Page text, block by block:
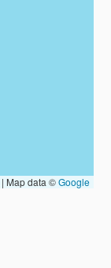
| Map data ©Google